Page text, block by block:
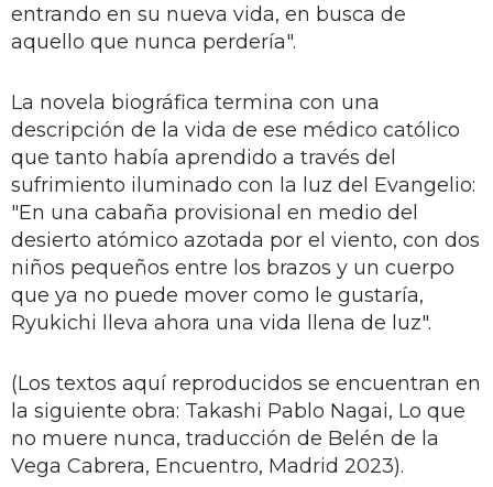
entrando en su nueva vida, en busca de
aquello que nunca perdería".
La novela biográfica termina con una
descripción de la vida de ese médico católico
que tanto había aprendido a través del
sufrimiento iluminado con la luz del Evangelio:
"En una cabaña provisional en medio del
desierto atómico azotada por el viento, con dos
niños pequeños entre los brazos y un cuerpo
que ya no puede mover como le gustaría,
Ryukichi lleva ahora una vida llena de luz".
(Los textos aquí reproducidos se encuentran en
la siguiente obra: Takashi Pablo Nagai, Lo que
no muere nunca, traducción de Belén de la
Vega Cabrera, Encuentro, Madrid 2023).